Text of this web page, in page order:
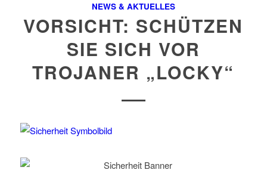
NEWS & AKTUELLES
VORSICHT: SCHÜTZEN
SIE SICH VOR
TROJANER „LOCKY“